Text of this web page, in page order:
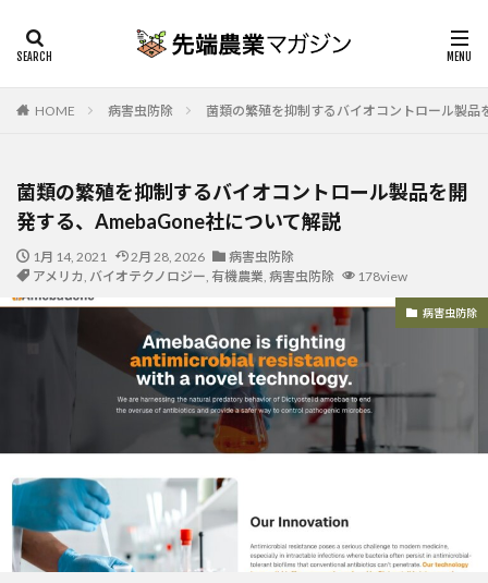
HOME 病害虫防除 菌類の繁殖を抑制するバイオコントロール製
菌類の繁殖を抑制するバイオコントロール製品を開
発する、AmebaGone社について解説
1月 14, 2021 2月 28, 2026
病害虫防除
アメリカ, バイオテクノロジー, 有機農業, 病害虫防除 178view
病害虫防除